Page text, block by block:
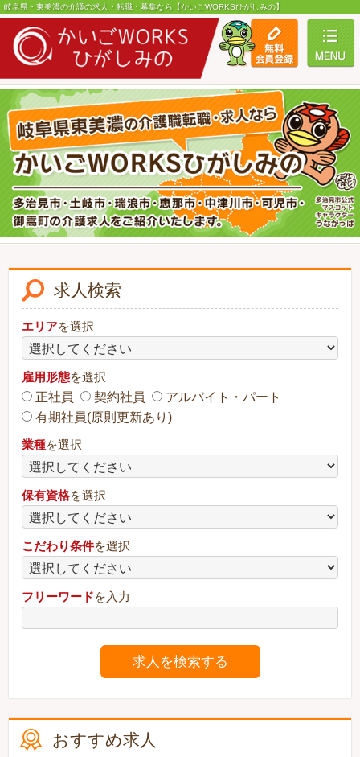
岐阜県・東美濃の介護の求人・転職・募集なら【かいごWORKSひがしみの】
求人検索
エリアを選択
雇用形態を選択
正社員
契約社員
アルバイト・パート
有期社員(原則更新あり)
業種を選択
保有資格を選択
こだわり条件を選択
フリーワードを入力
おすすめ求人